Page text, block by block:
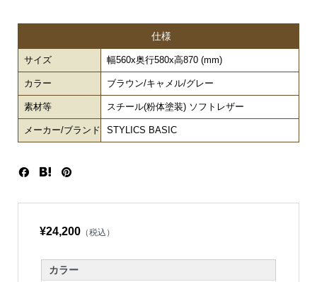
仕様
サイズ 幅560x奥行580x高870 (mm)
カラー ブラウン/キャメル/グレー
素材等 スチール(粉体塗装) ソフトレザー
メーカー/ブランド STYLICS BASIC
¥24,200（税込）
カラー